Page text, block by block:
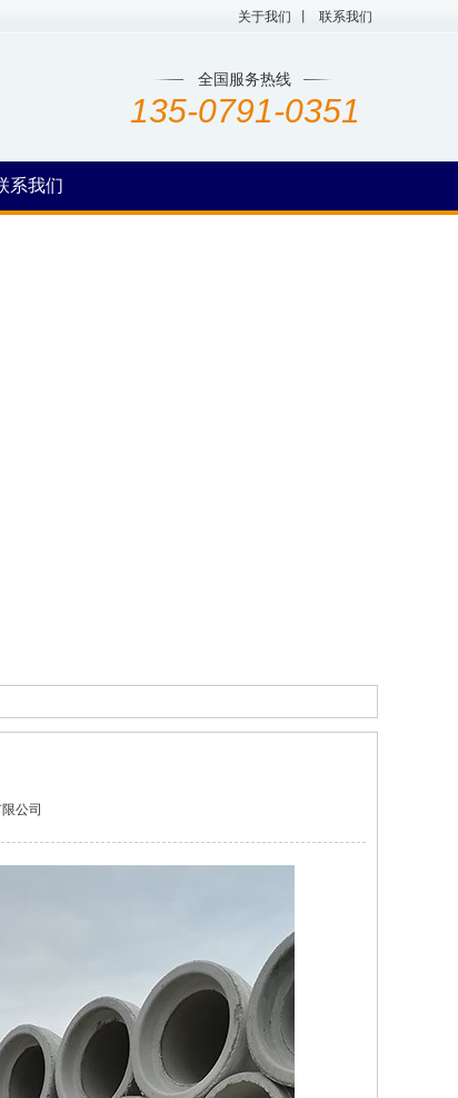
关于我们 联系我们
全国服务热线
135-0791-0351
系我们
公司